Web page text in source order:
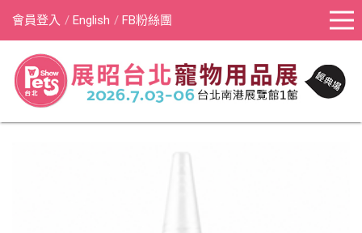
會員登入 English FB粉絲團